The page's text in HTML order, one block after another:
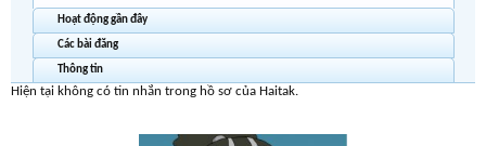
Hoạt động gần đây
Các bài đăng
Thông tin
Hiện tại không có tin nhắn trong hồ sơ của Haitak.